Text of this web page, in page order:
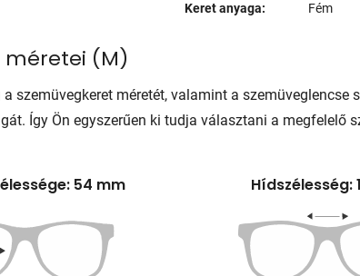
Keret anyaga:
Fém
méretei (M)
a szemüvegkeret méretét, valamint a szemüveglencse
Így Ön egyszerűen ki tudja választani a megfelelő
54 mm Hídszélesség: